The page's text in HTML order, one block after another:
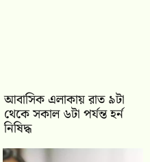
আবাসিক এলাকায় রাত ৯টা
থেকে সকাল ৬টা পর্যন্ত হর্ন
নিষিদ্ধ